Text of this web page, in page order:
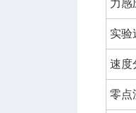
力感
实验
速度
零点